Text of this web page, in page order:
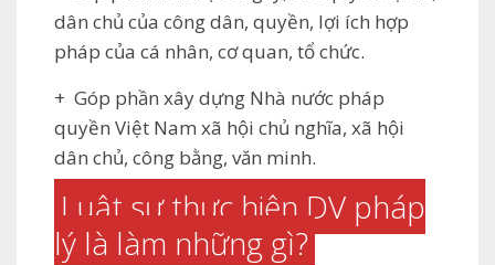
dân chủ của công dân, quyền, lợi ích hợp
pháp của cá nhân, cơ quan, tổ chức.
+ Góp phần xây dựng Nhà nước pháp
quyền Việt Nam xã hội chủ nghĩa, xã hội
dân chủ, công bằng, văn minh.
Luật sư thực hiện DV pháp
lý là làm những gì?